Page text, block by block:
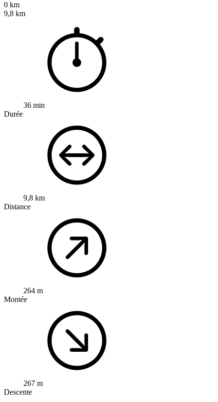
0 km
9,8 km
36 min
Durée
9,8 km
Distance
264 m
Montée
267 m
Descente